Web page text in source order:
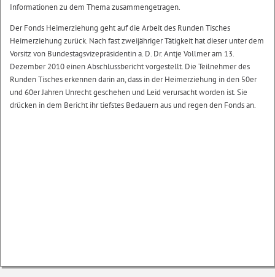
Informationen zu dem Thema zusammengetragen.
Der Fonds Heimerziehung geht auf die Arbeit des Runden Tisches
Heimerziehung zurück. Nach fast zweijähriger Tätigkeit hat dieser unter dem
Vorsitz von Bundestagsvizepräsidentin a. D. Dr. Antje Vollmer am 13.
Dezember 2010 einen Abschlussbericht vorgestellt. Die Teilnehmer des
Runden Tisches erkennen darin an, dass in der Heimerziehung in den 50er
und 60er Jahren Unrecht geschehen und Leid verursacht worden ist. Sie
drücken in dem Bericht ihr tiefstes Bedauern aus und regen den Fonds an.